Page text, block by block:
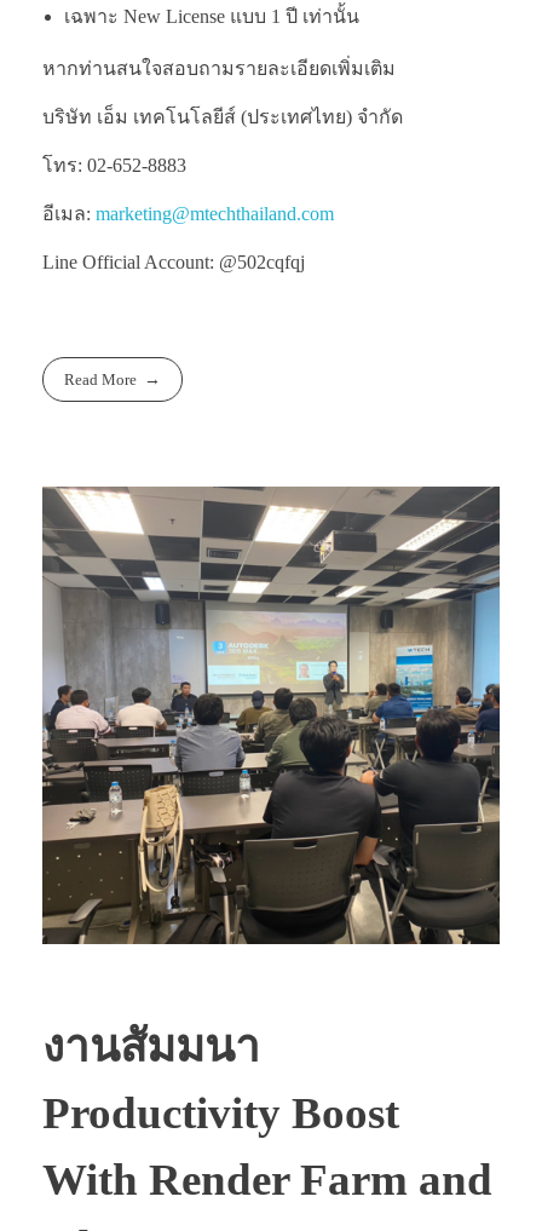
เฉพาะ New License แบบ 1 ปี เท่านั้น
หากท่านสนใจสอบถามรายละเอียดเพิ่มเติม
บริษัท เอ็ม เทคโนโลยีส์ (ประเทศไทย) จำกัด
โทร: 02-652-8883
อีเมล: marketing@mtechthailand.com
Line Official Account: @502cqfqj
Read More
งานสัมมนา
Productivity Boost
With Render Farm and